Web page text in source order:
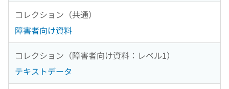
コレクション（共通）
障害者向け資料
コレクション（障害者向け資料：レベル1）
テキストデータ